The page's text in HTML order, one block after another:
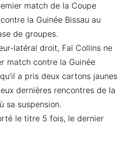
match de la Coupe
la Guinée Bissau au
de groupes.
latéral droit, Faï Collins ne
match contre la Guinée
a pris deux cartons jaunes
dernières rencontres de la
sa suspension.
le titre 5 fois, le dernier